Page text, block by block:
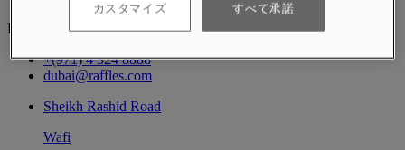
RESERVATION
+(971) 4 324 8888
dubai@raffles.com
Sheikh Rashid Road
Wafi
カスタマイズ すべて承諾